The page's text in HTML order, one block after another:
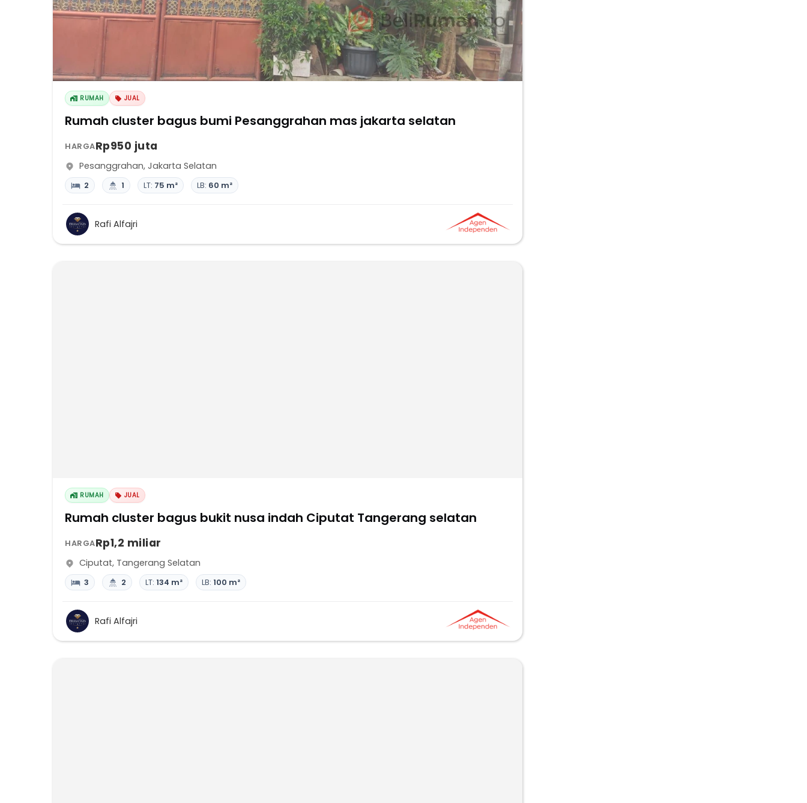
RUMAH JUAL
Rumah cluster bagus bumi Pesanggrahan mas jakarta selatan
HARGARp950 juta
Pesanggrahan, Jakarta Selatan
2 1 LT: 75 m² LB: 60 m²
Rafi Alfajri
RUMAH JUAL
Rumah cluster bagus bukit nusa indah Ciputat Tangerang selatan
HARGARp1,2 miliar
Ciputat, Tangerang Selatan
3 2 LT: 134 m² LB: 100 m²
Rafi Alfajri